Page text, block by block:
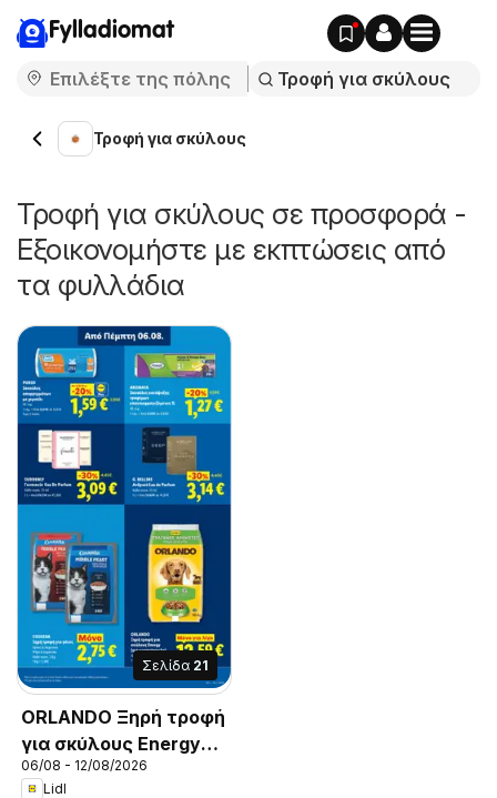
Fylladiomat
Τροφή για σκύλους
Τροφή για σκύλους σε προσφορά -
Εξοικονομήστε με εκπτώσεις από
τα φυλλάδια
Σελίδα 21
ORLANDO Ξηρή τροφή
για σκύλους Energy
(για κυνηγόσκυλα), 10
06/08 - 12/08/2026
Lidl